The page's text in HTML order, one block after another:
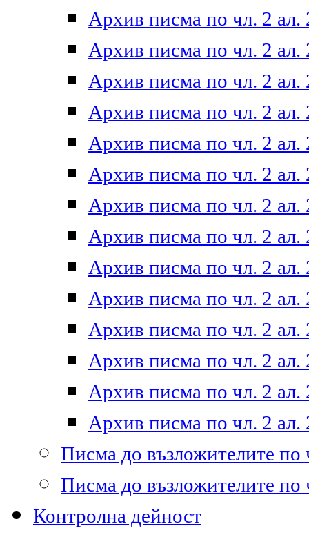
Архив писма по чл. 2 ал.
Архив писма по чл. 2 ал.
Архив писма по чл. 2 ал.
Архив писма по чл. 2 ал.
Архив писма по чл. 2 ал.
Архив писма по чл. 2 ал.
Архив писма по чл. 2 ал.
Архив писма по чл. 2 ал.
Архив писма по чл. 2 ал.
Архив писма по чл. 2 ал.
Архив писма по чл. 2 ал.
Архив писма по чл. 2 ал.
Архив писма по чл. 2 ал.
Архив писма по чл. 2 ал.
Писма до възложителите по
Писма до възложителите по
Контролна дейност